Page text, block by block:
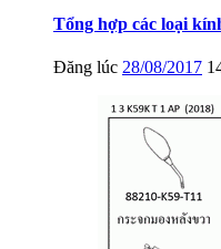
Tổng hợp các loại
Đăng lúc 28/08/2017